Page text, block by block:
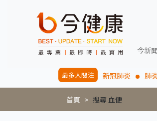
今新
最多人關注 新冠肺炎 肺
首頁 搜尋 血便